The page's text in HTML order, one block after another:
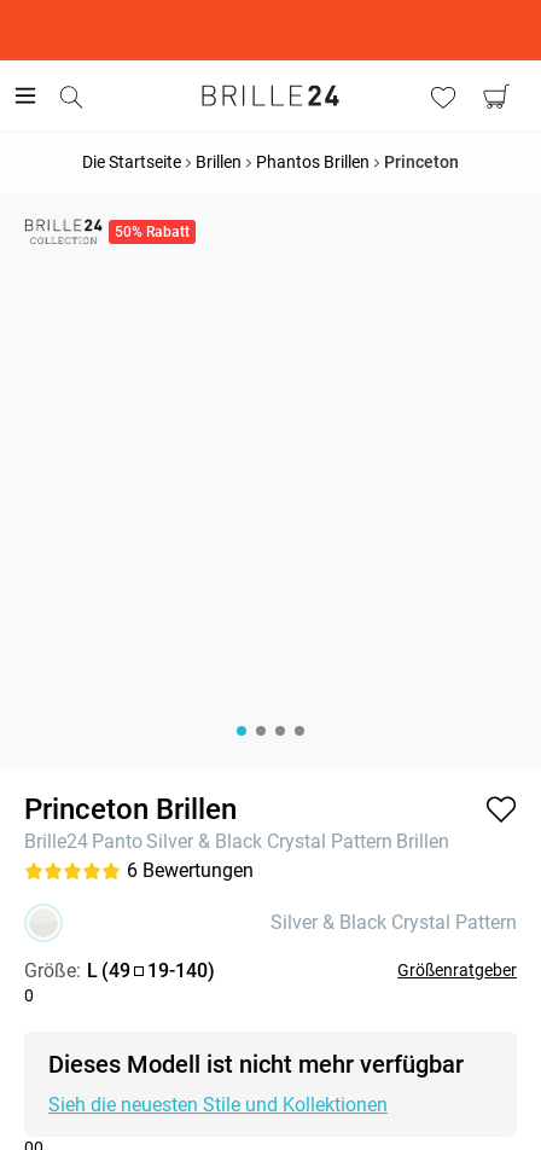
Die Startseite Brillen Phantos Brillen Princeton
50% Rabatt
Princeton Brillen
Brille24 Panto Silver & Black Crystal Pattern Brillen
6 Bewertungen
Silver & Black Crystal Pattern
Größe: L (49 19-140)
Größenratgeber
0
Dieses Modell ist nicht mehr verfügbar
Sieh die neuesten Stile und Kollektionen